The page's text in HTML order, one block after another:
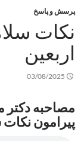
پرسش و پاسخ
نکات
اربعین
03/08/2025
مصاحبه دکتر
پیرامون نکات